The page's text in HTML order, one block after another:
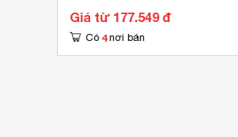
Giá từ 177.549 đ
Có 4 nơi bán